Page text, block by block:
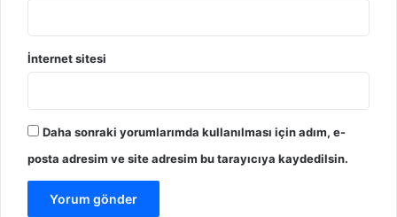
İnternet sitesi
Daha sonraki yorumlarımda kullanılması için adım, e-
posta adresim ve site adresim bu tarayıcıya kaydedilsin.